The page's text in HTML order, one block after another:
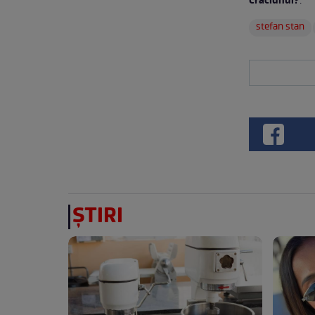
stefan stan
ȘTIRI